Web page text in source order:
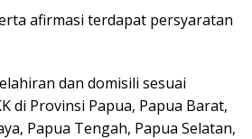
afirmasi terdapat persyaratan
dan domisili sesuai
di Provinsi Papua, Papua Barat,
Papua Tengah, Papua Selatan,